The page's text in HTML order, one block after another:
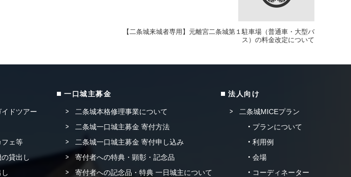
【二条城来城者専用】元離宮二条城第１駐車場（普通車・大型バ
ス）の料金改定について
ドツアー
フェ等
貸出し
一口城主募金
二条城本格修理事業について
二条城一口城主募金 寄付方法
二条城一口城主募金 寄付申し込み
寄付者への特典・顕彰・記念品
寄付者への記念品・特典 一日城主について
法人向け
二条城MICEプラン
プランについて
利用例
会場
コーディネーター